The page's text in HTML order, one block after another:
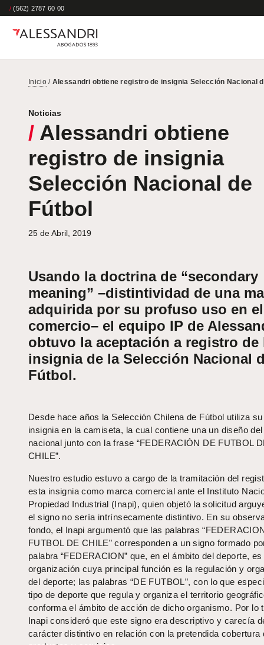
/ (562) 2787 60 00
Inicio/ Alessandri obtiene registro de insignia Selección Nacional
Noticias
/ Alessandri obtiene
registro de insignia
Selección Nacional de
Fútbol
25 de Abril, 2019
Usando la doctrina de “secondary
meaning” –distintividad de una
adquirida por su profuso uso en el
comercio– el equipo IP de
obtuvo la aceptación a registro de
insignia de la Selección Nacional
Fútbol.
Desde hace años la Selección Chilena de Fútbol utiliza
insignia en la camiseta, la cual contiene una un diseño
nacional junto con la frase “FEDERACIÓN DE FUTBOL
CHILE”.
Nuestro estudio estuvo a cargo de la tramitación del
esta insignia como marca comercial ante el Instituto
Propiedad Industrial (Inapi), quien objetó la solicitud
el signo no sería intrínsecamente distintivo. En su
fondo, el Inapi argumentó que las palabras
FUTBOL DE CHILE” corresponden a un signo formado
palabra “FEDERACION” que, en el ámbito del deporte,
organización cuya principal función es la regulación y
del deporte; las palabras “DE FUTBOL”, con lo que
tipo de deporte que regula y organiza el territorio
conforma el ámbito de acción de dicho organismo. Por lo
Inapi consideró que este signo era descriptivo y carecía
carácter distintivo en relación con la pretendida cobertura